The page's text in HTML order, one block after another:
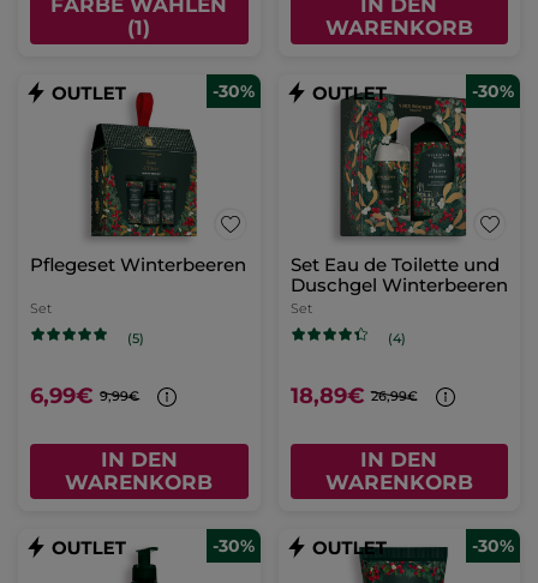
FARBE WÄHLEN
(1)
IN DEN
WARENKORB
-30%
Pflegeset Winterbeeren
Set
(5)
6,99€ 9,99€
IN DEN
WARENKORB
-30%
Set Eau de Toilette und
Duschgel Winterbeeren
Set
(4)
18,89€ 26,99€
IN DEN
WARENKORB
-30% -30%